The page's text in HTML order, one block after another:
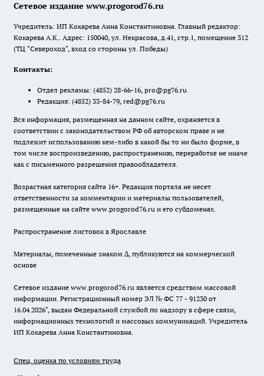
Сетевое издание www.progorod76.ru
Учредитель: ИП Кокарева Анна Константиновна. Главный редактор:
Кокарева А.К.. Адрес: 150040, ул. Некрасова, д.41, стр.1, помещение 312
(ТЦ "Североход", вход со стороны ул. Победы)
Контакты:
Отдел рекламы: (4852) 28-66-16, pro@pg76.ru
Редакция: (4852) 33-84-79, red@pg76.ru
Вся информация, размещенная на данном сайте, охраняется в
соответствии с законодательством РФ об авторском праве и не
подлежит использованию кем-либо в какой бы то ни было форме, в
том числе воспроизведению, распространению, переработке не иначе
как с письменного разрешения правообладателя.
Возрастная категория сайта 16+. Редакция портала не несет
ответственности за комментарии и материалы пользователей,
размещенные на сайте www.progorod76.ru и его субдоменах.
Распространение листовок в Ярославле
Материалы, помеченные знаком ∆, публикуются на коммерческой
основе
Сетевое издание www.progorod76.ru является средством массовой
информации. Регистрационный номер ЭЛ № ФС 77 - 91230 от
16.04.2026", выдан Федеральной службой по надзору в сфере связи,
информационных технологий и массовых коммуникаций. Учредитель
ИП Кокарева Анна Константиновна.
Спец. оценка по условиям труда